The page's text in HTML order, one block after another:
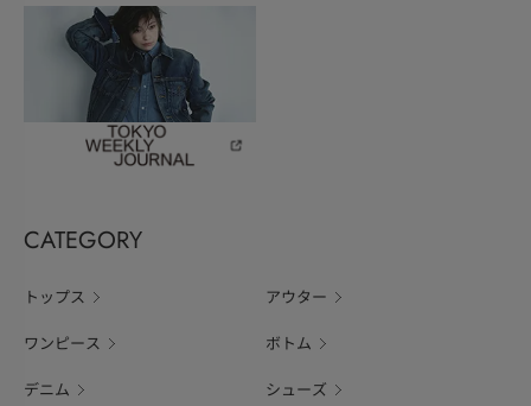
CATEGORY
トップス アウター
ワンピース ボトム
デニム シューズ